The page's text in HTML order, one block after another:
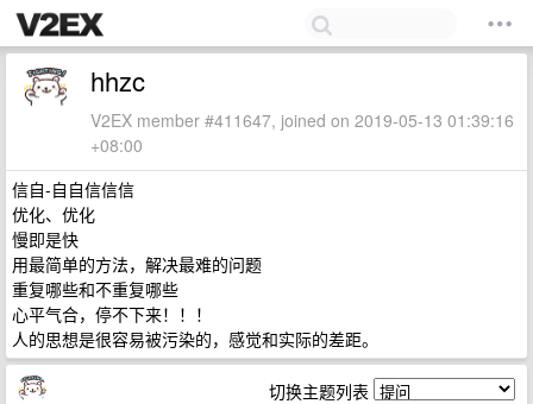
hhzc
V2EX member #411647, joined on 2019-05-13 01:39:16
+08:00
信自-自自信信信
优化、优化
慢即是快
用最简单的方法，解决最难的问题
重复哪些和不重复哪些
心平气合，停不下来！！！
人的思想是很容易被污染的，感觉和实际的差距。
切换主题列表